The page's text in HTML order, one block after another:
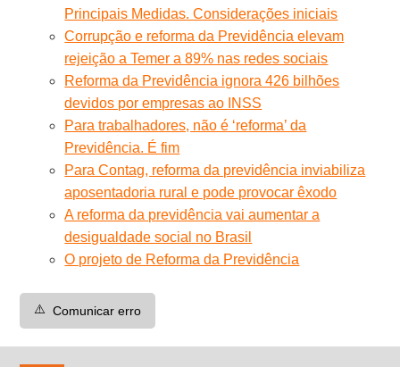
Principais Medidas. Considerações iniciais
Corrupção e reforma da Previdência elevam
rejeição a Temer a 89% nas redes sociais
Reforma da Previdência ignora 426 bilhões
devidos por empresas ao INSS
Para trabalhadores, não é ‘reforma’ da
Previdência. É fim
Para Contag, reforma da previdência inviabiliza
aposentadoria rural e pode provocar êxodo
A reforma da previdência vai aumentar a
desigualdade social no Brasil
O projeto de Reforma da Previdência
⚠️ Comunicar erro